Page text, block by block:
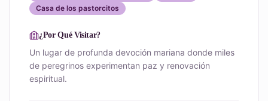
Casa de los pastorcitos
¿Por Qué Visitar?
Un lugar de profunda devoción mariana donde miles
de peregrinos experimentan paz y renovación
espiritual.